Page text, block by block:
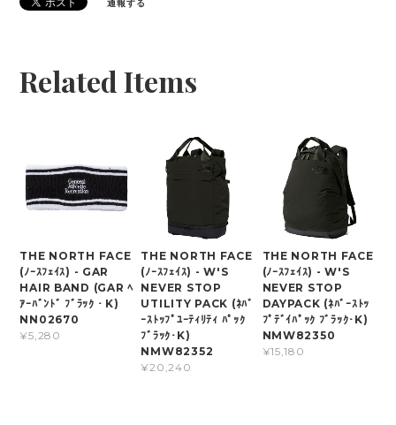
通報する
Related Items
THE NORTH FACE
(ﾉｰｽﾌｪｲｽ) - GAR
HAIR BAND (GAR ﾍ
ｱｰﾊﾞﾝﾄﾞ ﾌﾞﾗｯｸ・K)
NN02670
¥5,280
THE NORTH FACE
(ﾉｰｽﾌｪｲｽ) - W'S
NEVER STOP
UTILITY PACK (ﾈﾊﾞ
ｰｽﾄｯﾌﾟﾕｰﾃｨﾘﾃｨ ﾊﾟｯｸ
ﾌﾞﾗｯｸ･K)
NMW82352
¥20,240
THE NORTH FACE
(ﾉｰｽﾌｪｲｽ) - W'S
NEVER STOP
DAYPACK (ﾈﾊﾞｰｽﾄｯ
ﾌﾟﾃﾞｲﾊﾟｯｸ ﾌﾞﾗｯｸ･K)
NMW82350
¥15,180